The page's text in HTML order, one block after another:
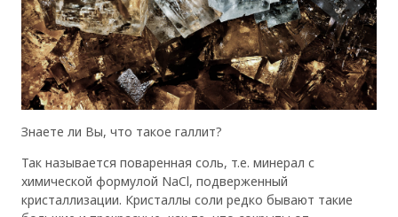
Знаете ли Вы, что такое галлит?
Так называется поваренная соль, т.е. минерал с
химической формулой NaCl, подверженный
кристаллизации. Кристаллы соли редко бывают такие